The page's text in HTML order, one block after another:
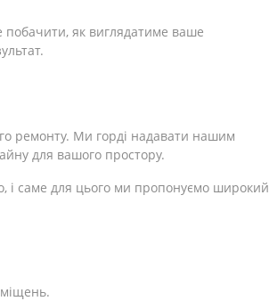
як виглядатиме ваше
ремонту. Ми горді надавати нашим
для вашого простору.
і саме для цього ми пропонуємо широкий